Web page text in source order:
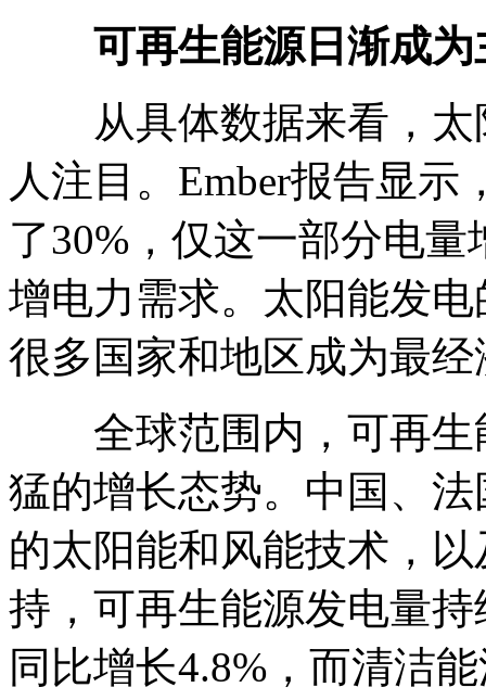
可再生能源日渐成为
从具体数据来看，太
人注目。Ember报告显
了30%，仅这一部分电
增电力需求。太阳能发
很多国家和地区成为最
全球范围内，可再生
猛的增长态势。中国、
的太阳能和风能技术，
持，可再生能源发电量
同比增长4.8%，而清洁